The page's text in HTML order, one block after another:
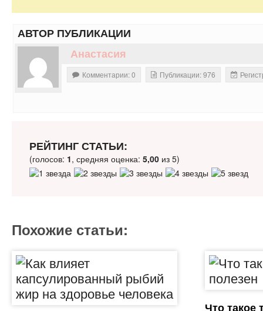
АВТОР ПУБЛИКАЦИИ
Анастасия
Комментарии: 0 Публикации: 976
РЕЙТИНГ СТАТЬИ:
(голосов: 1, средняя оценка: 5,00из 5)
Похожие статьи:
Что такое